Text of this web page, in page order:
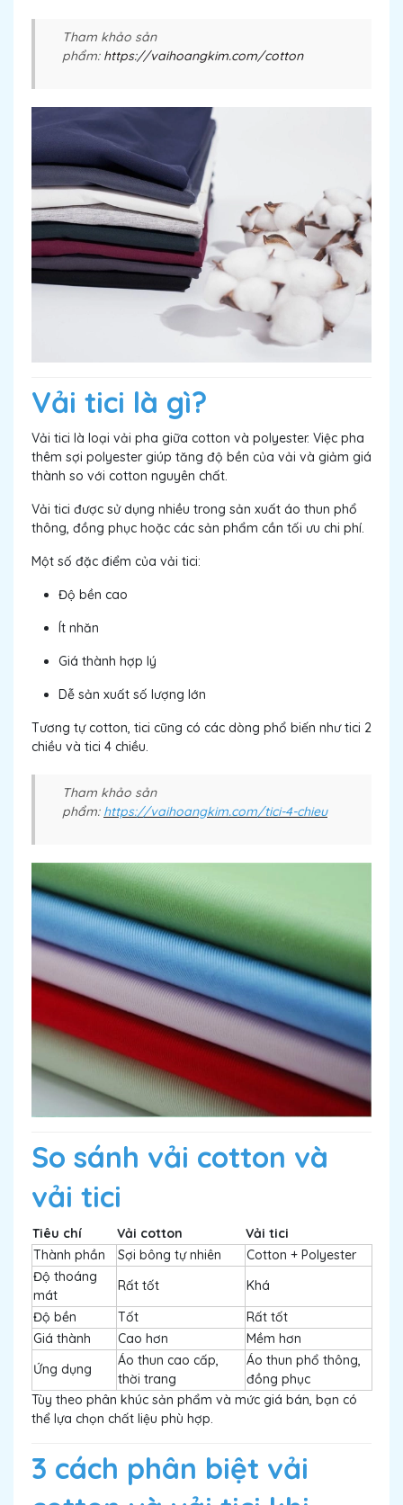
Tham khảo sản
phẩm: https://vaihoangkim.com/cotton
Vải tici là gì?
Vải tici là loại vải pha giữa cotton và polyester. Việc pha
thêm sợi polyester giúp tăng độ bền của vải và giảm giá
thành so với cotton nguyên chất.
Vải tici được sử dụng nhiều trong sản xuất áo thun phổ
thông, đồng phục hoặc các sản phẩm cần tối ưu chi phí.
Một số đặc điểm của vải tici:
Độ bền cao
Ít nhăn
Giá thành hợp lý
Dễ sản xuất số lượng lớn
Tương tự cotton, tici cũng có các dòng phổ biến như tici 2
chiều và tici 4 chiều.
Tham khảo sản
phẩm: https://vaihoangkim.com/tici-4-chieu
So sánh vải cotton và
vải tici
Tiêu chí Vải cotton
Vải tici
Thành phần
Sợi bông tự nhiên
Cotton + Polyester
Độ thoáng
mát
Rất tốt
Khá
Độ bền
Tốt
Rất tốt
Giá thành
Cao hơn
Mềm hơn
Ứng dụng
Áo thun cao cấp,
thời trang
Áo thun phổ thông,
đồng phục
Tùy theo phân khúc sản phẩm và mức giá bán, bạn có
thể lựa chọn chất liệu phù hợp.
3 cách phân biệt vải